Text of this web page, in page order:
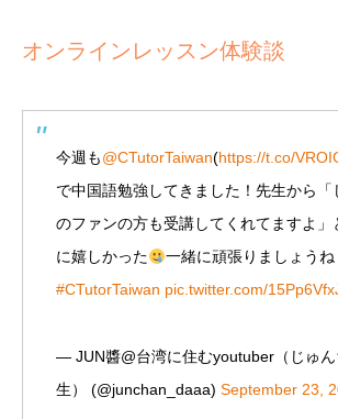
オンラインレッスン体験談
今週も@CTutorTaiwan(https://t.co/
で中国語勉強してきました！先生から「
のファンの方も受講してくれてますよ」
に嬉しかった
一緒に頑張りましょうね
#CTutorTaiwan pic.twitter.com/
— JUN醬@台湾に住むyoutuber（じゅ
生） (@junchan_daaa) September 23,